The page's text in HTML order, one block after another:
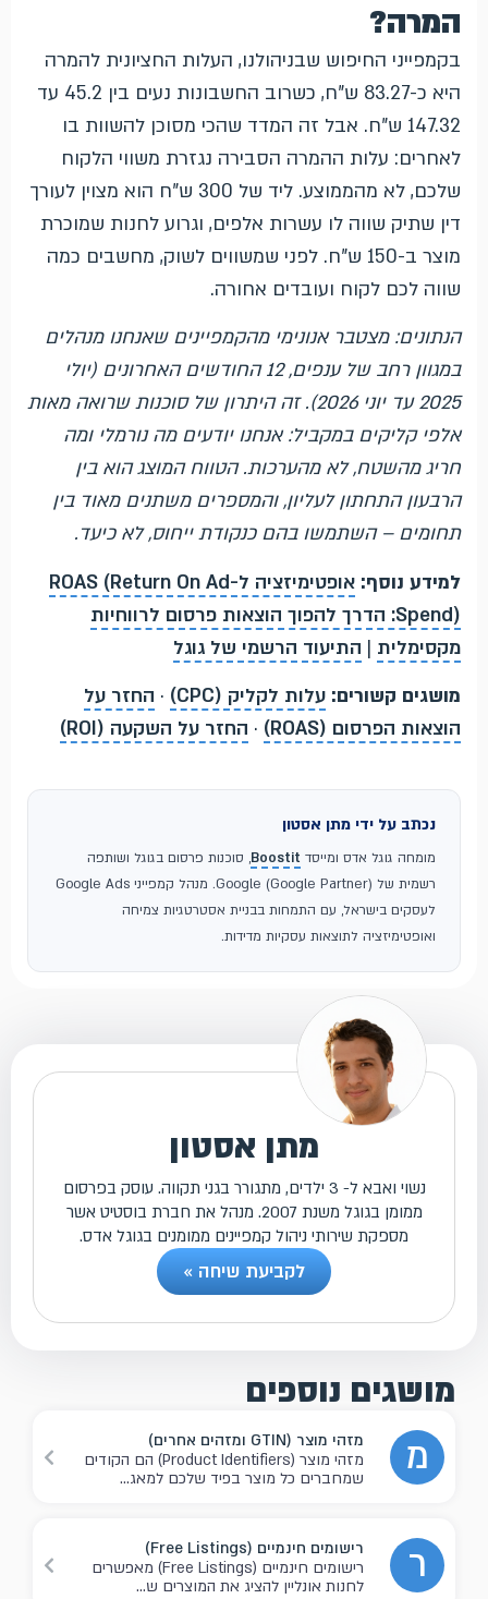
המרה?
בקמפייני החיפוש שבניהולנו, העלות החציונית להמרה
היא כ-83.27 ש"ח, כשרוב החשבונות נעים בין 45.2 עד
147.32 ש"ח. אבל זה המדד שהכי מסוכן להשוות בו
לאחרים: עלות ההמרה הסבירה נגזרת משווי הלקוח
שלכם, לא מהממוצע. ליד של 300 ש"ח הוא מצוין לעורך
דין שתיק שווה לו עשרות אלפים, וגרוע לחנות שמוכרת
מוצר ב-150 ש"ח. לפני שמשווים לשוק, מחשבים כמה
שווה לכם לקוח ועובדים אחורה.
הנתונים: מצטבר אנונימי מהקמפיינים שאנחנו מנהלים
במגוון רחב של ענפים, 12 החודשים האחרונים (יולי
2025 עד יוני 2026). זה היתרון של סוכנות שרואה מאות
אלפי קליקים במקביל: אנחנו יודעים מה נורמלי ומה
חריג מהשטח, לא מהערכות. הטווח המוצג הוא בין
הרבעון התחתון לעליון, והמספרים משתנים מאוד בין
תחומים – השתמשו בהם כנקודת ייחוס, לא כיעד.
למידע נוסף:
אופטימיזציה ל-ROAS (Return On Ad
Spend): הדרך להפוך הוצאות פרסום לרווחיות
מקסימלית | התיעוד הרשמי של גוגל
מושגים קשורים: עלות לקליק (CPC) · החזר על
הוצאות הפרסום (ROAS)
· החזר על השקעה (ROI)
נכתב על ידי מתן אסטון
מומחה גוגל אדס ומייסד Boostit, סוכנות פרסום בגוגל ושותפה
רשמית של Google (Google Partner). מנהל קמפייני Google Ads
לעסקים בישראל, עם התמחות בבניית אסטרטגיות צמיחה
ואופטימיזציה לתוצאות עסקיות מדידות.
מתן אסטון
נשוי ואבא ל- 3 ילדים, מתגורר בגני תקווה. עוסק בפרסום
ממומן בגוגל משנת 2007. מנהל את חברת בוסטיט אשר
מספקת שירותי ניהול קמפיינים ממומנים בגוגל אדס.
לקביעת שיחה »
מושגים נוספים
מ
מזהי מוצר (GTIN ומזהים אחרים)
מזהי מוצר (Product Identifiers) הם הקודים
שמחברים כל מוצר בפיד שלכם למאג...
ר
רישומים חינמיים (Free Listings)
רישומים חינמיים (Free Listings) מאפשרים
לחנות אונליין להציג את המוצרים ש...